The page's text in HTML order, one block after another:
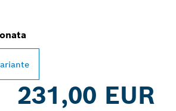
231,00 EUR